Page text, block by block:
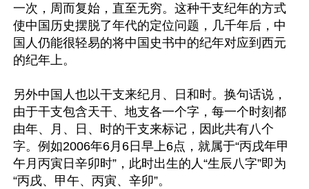
一次，周而复始，直至无穷。这种干支纪年的方式
使中国历史摆脱了年代的定位问题，几千年后，中
国人仍能很轻易的将中国史书中的纪年对应到西元
的纪年上。
另外中国人也以干支来纪月、日和时。换句话说，
由于干支包含天干、地支各一个字，每一个时刻都
由年、月、日、时的干支来标记，因此共有八个
字。例如2006年6月6日早上6点，就属于“丙戌年甲
午月丙寅日辛卯时”，此时出生的人“生辰八字”即为
“丙戌、甲午、丙寅、辛卯”。